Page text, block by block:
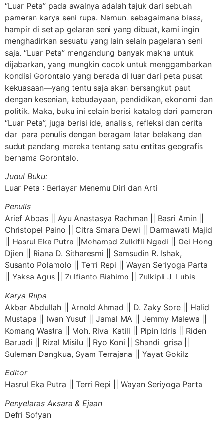
“Luar Peta” pada awalnya adalah tajuk dari sebuah
pameran karya seni rupa. Namun, sebagaimana biasa,
hampir di setiap gelaran seni yang dibuat, kami ingin
menghadirkan sesuatu yang lain selain pagelaran seni
saja. “Luar Peta” mengandung banyak makna untuk
dijabarkan, yang mungkin cocok untuk menggambarkan
kondisi Gorontalo yang berada di luar dari peta pusat
kekuasaan—yang tentu saja akan bersangkut paut
dengan kesenian, kebudayaan, pendidikan, ekonomi dan
politik. Maka, buku ini selain berisi katalog dari pameran
“Luar Peta”, juga berisi ide, analisis, refleksi dan cerita
dari para penulis dengan beragam latar belakang dan
sudut pandang mereka tentang satu entitas geografis
bernama Gorontalo.
Judul Buku:
Luar Peta : Berlayar Menemu Diri dan Arti
Penulis
Arief Abbas || Ayu Anastasya Rachman || Basri Amin ||
Christopel Paino || Citra Smara Dewi || Darmawati Majid
|| Hasrul Eka Putra ||Mohamad Zulkifli Ngadi || Oei Hong
Djien || Riana D. Sitharesmi || Samsudin R. Ishak,
Susanto Polamolo || Terri Repi || Wayan Seriyoga Parta
|| Yaksa Agus || Zulfianto Biahimo || Zulkipli J. Lubis
Karya Rupa
Akbar Abdullah || Arnold Ahmad || D. Zaky Sore || Halid
Mustapa || Iwan Yusuf || Jamal MA || Jemmy Malewa ||
Komang Wastra || Moh. Rivai Katili || Pipin Idris || Riden
Baruadi || Rizal Misilu || Ryo Koni || Shandi Igrisa ||
Suleman Dangkua, Syam Terrajana || Yayat Gokilz
Editor
Hasrul Eka Putra || Terri Repi || Wayan Seriyoga Parta
Penyelaras Aksara & Ejaan
Defri Sofyan